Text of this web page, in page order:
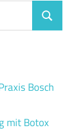
Suchen
Bosch
mit Botox